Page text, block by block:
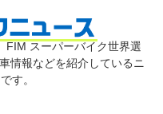
気
FIM スーパーバイク世界選
情報などを紹介しているニ
す。